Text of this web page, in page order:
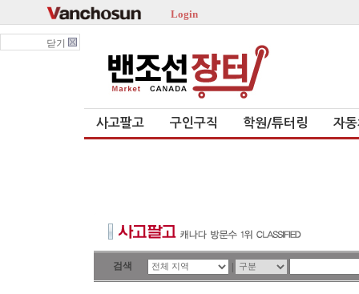
Login
닫기
사고팔고 구인구직 학원/튜터링 자
검색 |